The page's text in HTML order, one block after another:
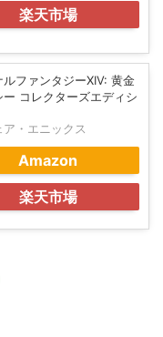
楽天市場
ルファンタジーXIV: 黄金
ー コレクターズエディシ
ア・エニックス
Amazon
楽天市場